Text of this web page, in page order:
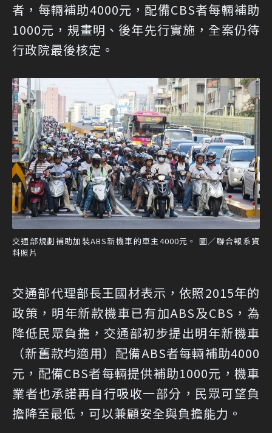
者，每輛補助4000元，配備CBS者每輛補助
1000元，規畫明、後年先行實施，全案仍待
行政院最後核定。
交通部規劃補助加裝ABS新機車的車主4000元。 圖／聯合報系資
料照片
交通部代理部長王國材表示，依照2015年的
政策，明年新款機車已有加ABS及CBS，為
降低民眾負擔，交通部初步提出明年新機車
（新舊款均適用）配備ABS者每輛補助4000
元，配備CBS者每輛提供補助1000元，機車
業者也承諾再自行吸收一部分，民眾可望負
擔降至最低，可以兼顧安全與負擔能力。